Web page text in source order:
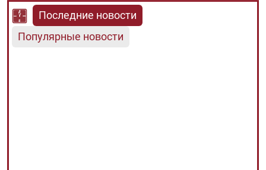
Последние новости
Популярные новости